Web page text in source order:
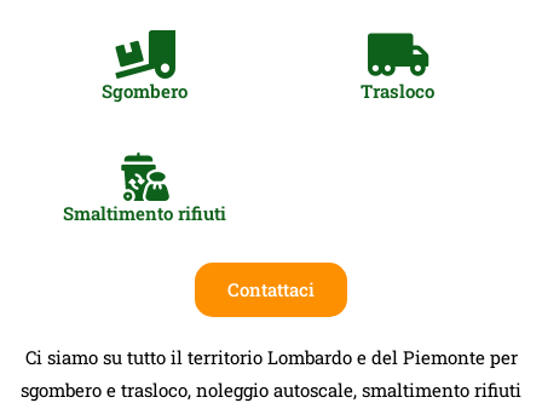
Sgombero Trasloco
Smaltimento rifiuti
Contattaci
Ci siamo su tutto il territorio Lombardo e del Piemonte per
sgombero e trasloco, noleggio autoscale, smaltimento rifiuti